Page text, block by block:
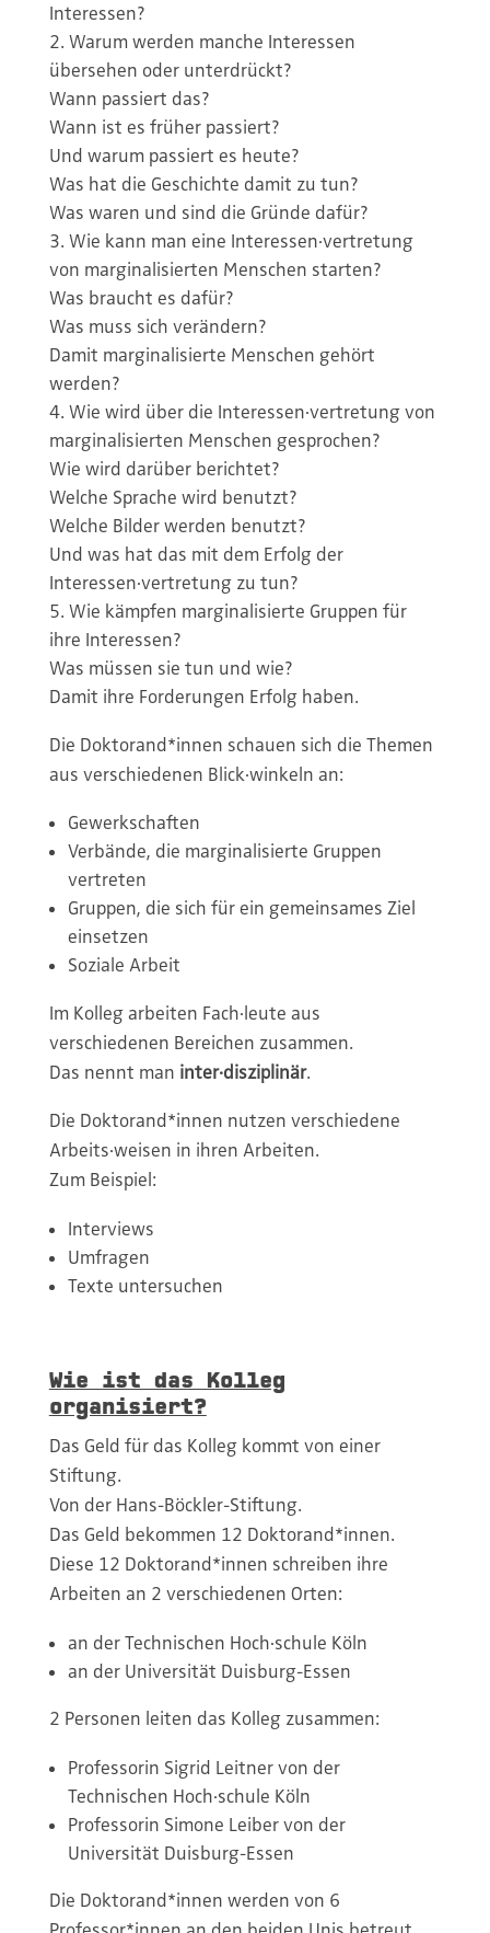
Interessen?
Warum werden manche Interessen
übersehen oder unterdrückt?
Wann passiert das?
Wann ist es früher passiert?
Und warum passiert es heute?
Was hat die Geschichte damit zu tun?
Was waren und sind die Gründe dafür?
Wie kann man eine Interessen·vertretung
von marginalisierten Menschen starten?
Was braucht es dafür?
Was muss sich verändern?
Damit marginalisierte Menschen gehört
werden?
Wie wird über die Interessen·vertretung von
marginalisierten Menschen gesprochen?
Wie wird darüber berichtet?
Welche Sprache wird benutzt?
Welche Bilder werden benutzt?
Und was hat das mit dem Erfolg der
Interessen·vertretung zu tun?
Wie kämpfen marginalisierte Gruppen für
ihre Interessen?
Was müssen sie tun und wie?
Damit ihre Forderungen Erfolg haben.
Die Doktorand*innen schauen sich die Themen
aus verschiedenen Blick·winkeln an:
Gewerkschaften
Verbände, die marginalisierte Gruppen
vertreten
Gruppen, die sich für ein gemeinsames Ziel
einsetzen
Soziale Arbeit
Im Kolleg arbeiten Fach·leute aus
verschiedenen Bereichen zusammen.
Das nennt man inter·disziplinär.
Die Doktorand*innen nutzen verschiedene
Arbeits·weisen in ihren Arbeiten.
Zum Beispiel:
Interviews
Umfragen
Texte untersuchen
Wie ist das Kolleg
organisiert?
Das Geld für das Kolleg kommt von einer
Stiftung.
Von der Hans-Böckler-Stiftung.
Das Geld bekommen 12 Doktorand*innen.
Diese 12 Doktorand*innen schreiben ihre
Arbeiten an 2 verschiedenen Orten:
an der Technischen Hoch·schule Köln
an der Universität Duisburg-Essen
2 Personen leiten das Kolleg zusammen:
Professorin Sigrid Leitner von der
Technischen Hoch·schule Köln
Professorin Simone Leiber von der
Universität Duisburg-Essen
Die Doktorand*innen werden von 6